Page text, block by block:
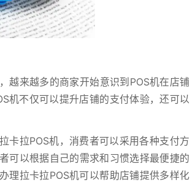
越来越多的商家开始意识到POS机在店铺
机不仅可以提升店铺的支付体验，还可以
卡拉POS机，消费者可以采用各种支付方
可以根据自己的需求和习惯选择最便捷的
理拉卡拉POS机可以帮助店铺提供多样化